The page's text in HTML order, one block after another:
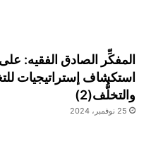
المفكِّر الصادق الفقيه:
استكشاف إستراتيجيات
والتخلُّف(2)
25 نوفمبر، 2024